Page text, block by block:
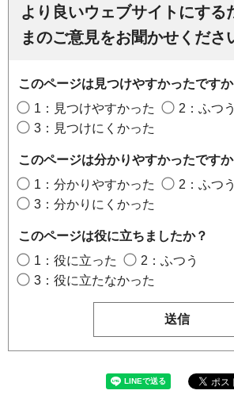
より良いウェブサイトにする
まのご意見をお聞かせくださ
このページは見つけやすかったですか
1：見つけやすかった
2：ふつう
3：見つけにくかった
このページは分かりやすかったですか
1：分かりやすかった
2：ふつう
3：分かりにくかった
このページは役に立ちましたか？
1：役に立った
2：ふつう
3：役に立たなかった